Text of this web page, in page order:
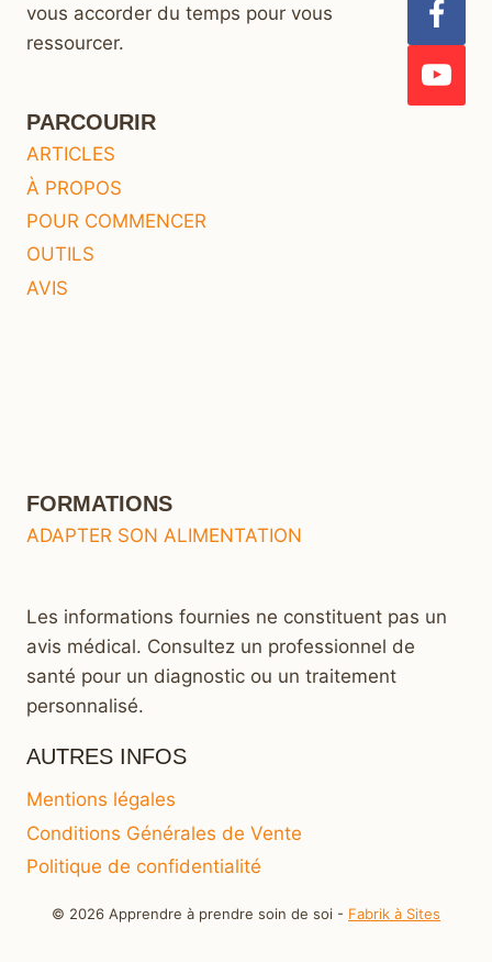
vous accorder du temps pour vous
ressourcer.
PARCOURIR
ARTICLES
À PROPOS
POUR COMMENCER
OUTILS
AVIS
FORMATIONS
ADAPTER SON ALIMENTATION
Les informations fournies ne constituent pas un
avis médical. Consultez un professionnel de
santé pour un diagnostic ou un traitement
personnalisé.
AUTRES INFOS
Mentions légales
Conditions Générales de Vente
Politique de confidentialité
© 2026 Apprendre à prendre soin de soi - Fabrik à Sites